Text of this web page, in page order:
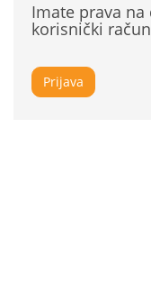
Imate prava
korisnički
Prijava